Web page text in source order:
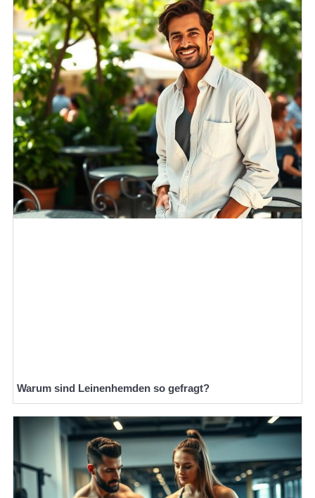
Warum sind Leinenhemden so gefragt?